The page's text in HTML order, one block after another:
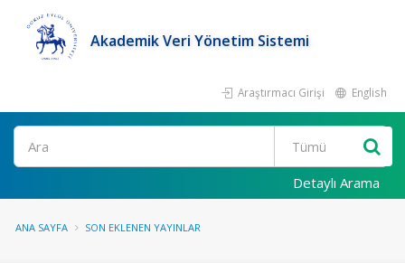
Akademik Veri Yönetim Sistemi
Araştırmacı Girişi English
Ara
Detaylı Arama
ANA SAYFA SON EKLENEN YAYINLAR